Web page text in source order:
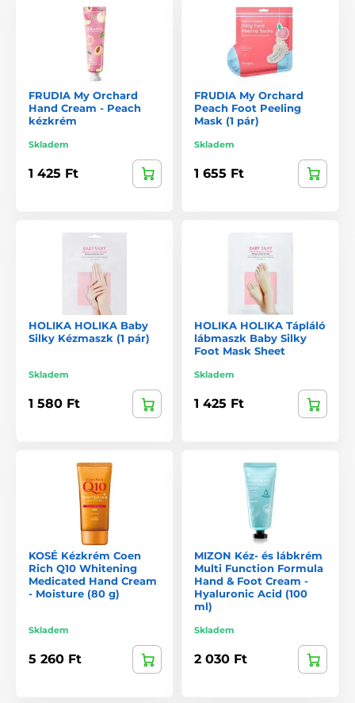
FRUDIA My Orchard
Hand Cream - Peach
kézkrém
Skladem
1 425 Ft
FRUDIA My Orchard
Peach Foot Peeling
Mask (1 pár)
Skladem
1 655 Ft
HOLIKA HOLIKA Baby
Silky Kézmaszk (1 pár)
Skladem
1 580 Ft
HOLIKA HOLIKA Tápláló
lábmaszk Baby Silky
Foot Mask Sheet
Skladem
1 425 Ft
KOSÉ Kézkrém Coen
Rich Q10 Whitening
Medicated Hand Cream
- Moisture (80 g)
Skladem
5 260 Ft
MIZON Kéz- és lábkrém
Multi Function Formula
Hand & Foot Cream -
Hyaluronic Acid (100
ml)
Skladem
2 030 Ft